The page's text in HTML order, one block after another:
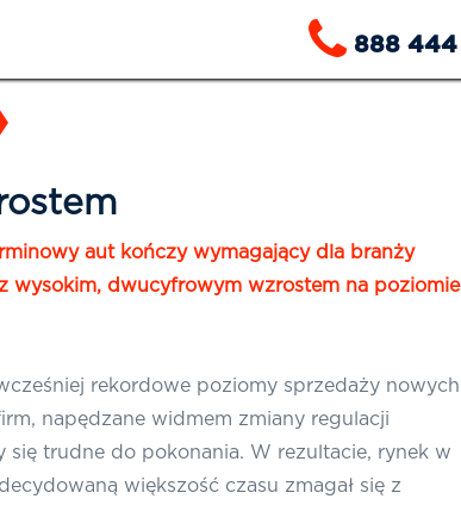
888 444
aut kończy wymagający dla branży
wysokim, dwucyfrowym wzrostem na poziomie
rekordowe poziomy sprzedaży nowych
napędzane widmem zmiany regulacji
się trudne do pokonania. W rezultacie, rynek w
większość czasu zmagał się z